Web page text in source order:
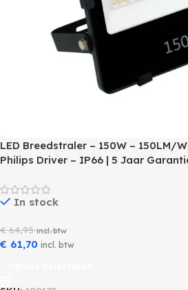
LED Breedstraler – 150W – 150LM/
Philips Driver – IP66 | 5 Jaar
In stock
€64,95 incl. btw
€ 61,70 incl. btw